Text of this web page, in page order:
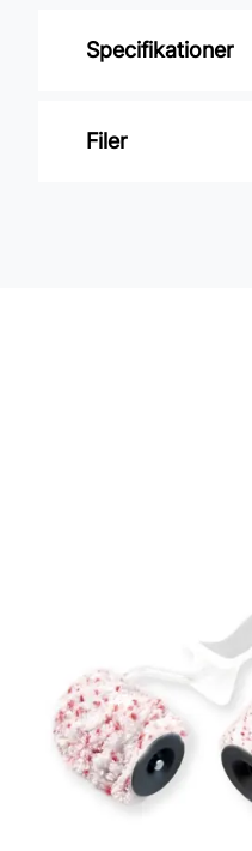
Specifikationer
Varumärke:
Filer